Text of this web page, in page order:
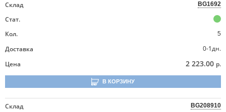
Склад BG1692
Стат.
Кол.
5
Доставка
0-1дн.
Цена
2 223.00 р.
В КОРЗИНУ
Склад BG208910